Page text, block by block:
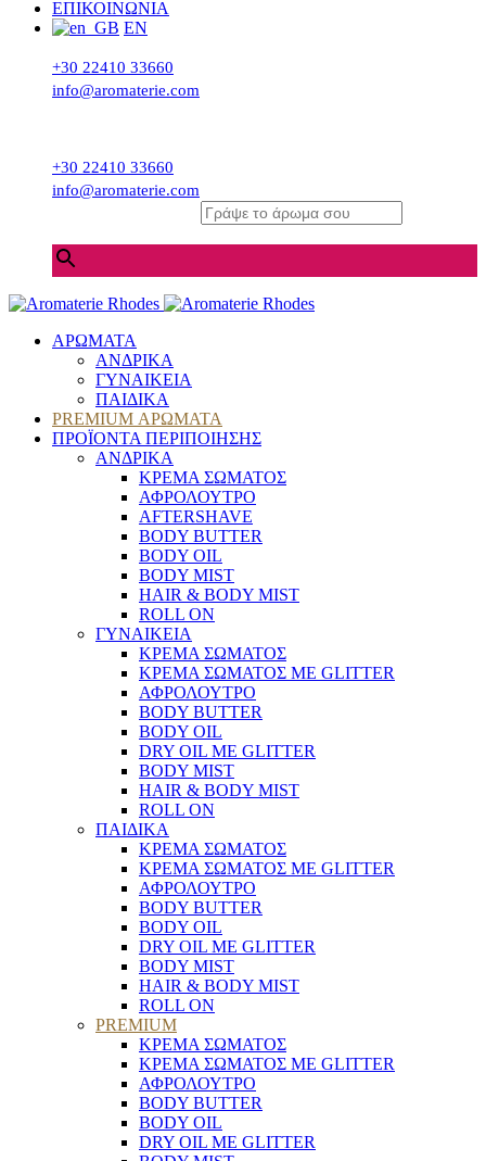
ΕΠΙΚΟΙΝΩΝΙΑ
EN
+30 22410 33660
info@aromaterie.com
+30 22410 33660
info@aromaterie.com
ΑΡΩΜΑΤΑ
ΑΝΔΡΙΚΑ
ΓΥΝΑΙΚΕΙΑ
ΠΑΙΔΙΚΑ
PREMIUM ΑΡΩΜΑΤΑ
ΠΡΟΪΟΝΤΑ ΠΕΡΙΠΟΙΗΣΗΣ
ΑΝΔΡΙΚΑ
ΚΡΕΜΑ ΣΩΜΑΤΟΣ
ΑΦΡΟΛΟΥΤΡΟ
AFTERSHAVE
BODY BUTTER
BODY OIL
BODY MIST
HAIR & BODY MIST
ROLL ON
ΓΥΝΑΙΚΕΙΑ
ΚΡΕΜΑ ΣΩΜΑΤΟΣ
ΚΡΕΜΑ ΣΩΜΑΤΟΣ ΜΕ GLITTER
ΑΦΡΟΛΟΥΤΡΟ
BODY BUTTER
BODY OIL
DRY OIL ΜΕ GLITTER
BODY MIST
HAIR & BODY MIST
ROLL ON
ΠΑΙΔΙΚΑ
ΚΡΕΜΑ ΣΩΜΑΤΟΣ
ΚΡΕΜΑ ΣΩΜΑΤΟΣ ΜΕ GLITTER
ΑΦΡΟΛΟΥΤΡΟ
BODY BUTTER
BODY OIL
DRY OIL ΜΕ GLITTER
BODY MIST
HAIR & BODY MIST
ROLL ON
PREMIUM
ΚΡΕΜΑ ΣΩΜΑΤΟΣ
ΚΡΕΜΑ ΣΩΜΑΤΟΣ ΜΕ GLITTER
ΑΦΡΟΛΟΥΤΡΟ
BODY BUTTER
BODY OIL
DRY OIL ΜΕ GLITTER